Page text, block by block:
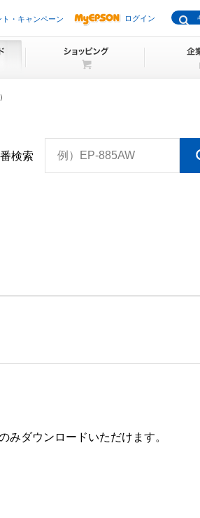
・キャンペーン ログイン
検索 例）EP-885AW
みダウンロードいただけます。